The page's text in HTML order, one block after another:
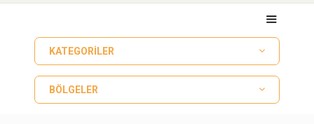
KATEGORILER
BÖLGELER